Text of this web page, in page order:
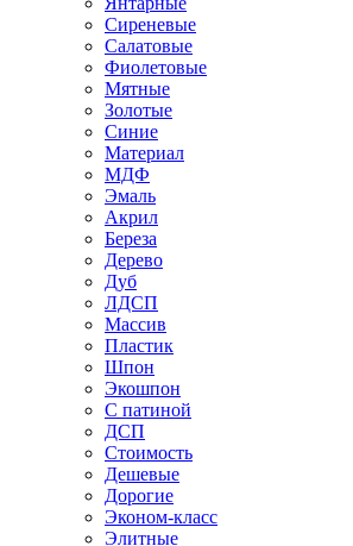
Сиреневые
Салатовые
Фиолетовые
Мятные
Золотые
Синие
Материал
МДФ
Эмаль
Акрил
Береза
Дерево
Дуб
ЛДСП
Массив
Пластик
Шпон
Экошпон
С патиной
ДСП
Стоимость
Дешевые
Дорогие
Эконом-класс
Элитные